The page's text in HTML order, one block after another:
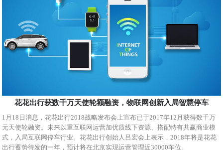
花花出行获数千万天使轮额融资，物联网创新入局智慧停车
1月18日消息，花花出行2018战略发布会上宣布已于2017年12月获得数千万
元天使轮融资。未来以重互联网运营加优质线下资源、搭配特有共赢商业模
式，入局互联网停车行业。花花出行创始人吕宏会上表示，2018年将是花花
出行蓄势待发的一年，预计将在北京实现运营管理近30000车位。